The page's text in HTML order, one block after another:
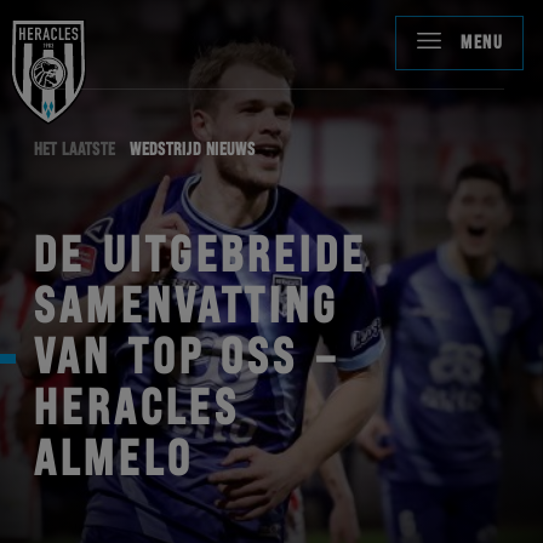
MENU
HET LAATSTE WEDSTRIJD NIEUWS
DE UITGEBREIDE
SAMENVATTING
VAN TOP OSS –
HERACLES
ALMELO